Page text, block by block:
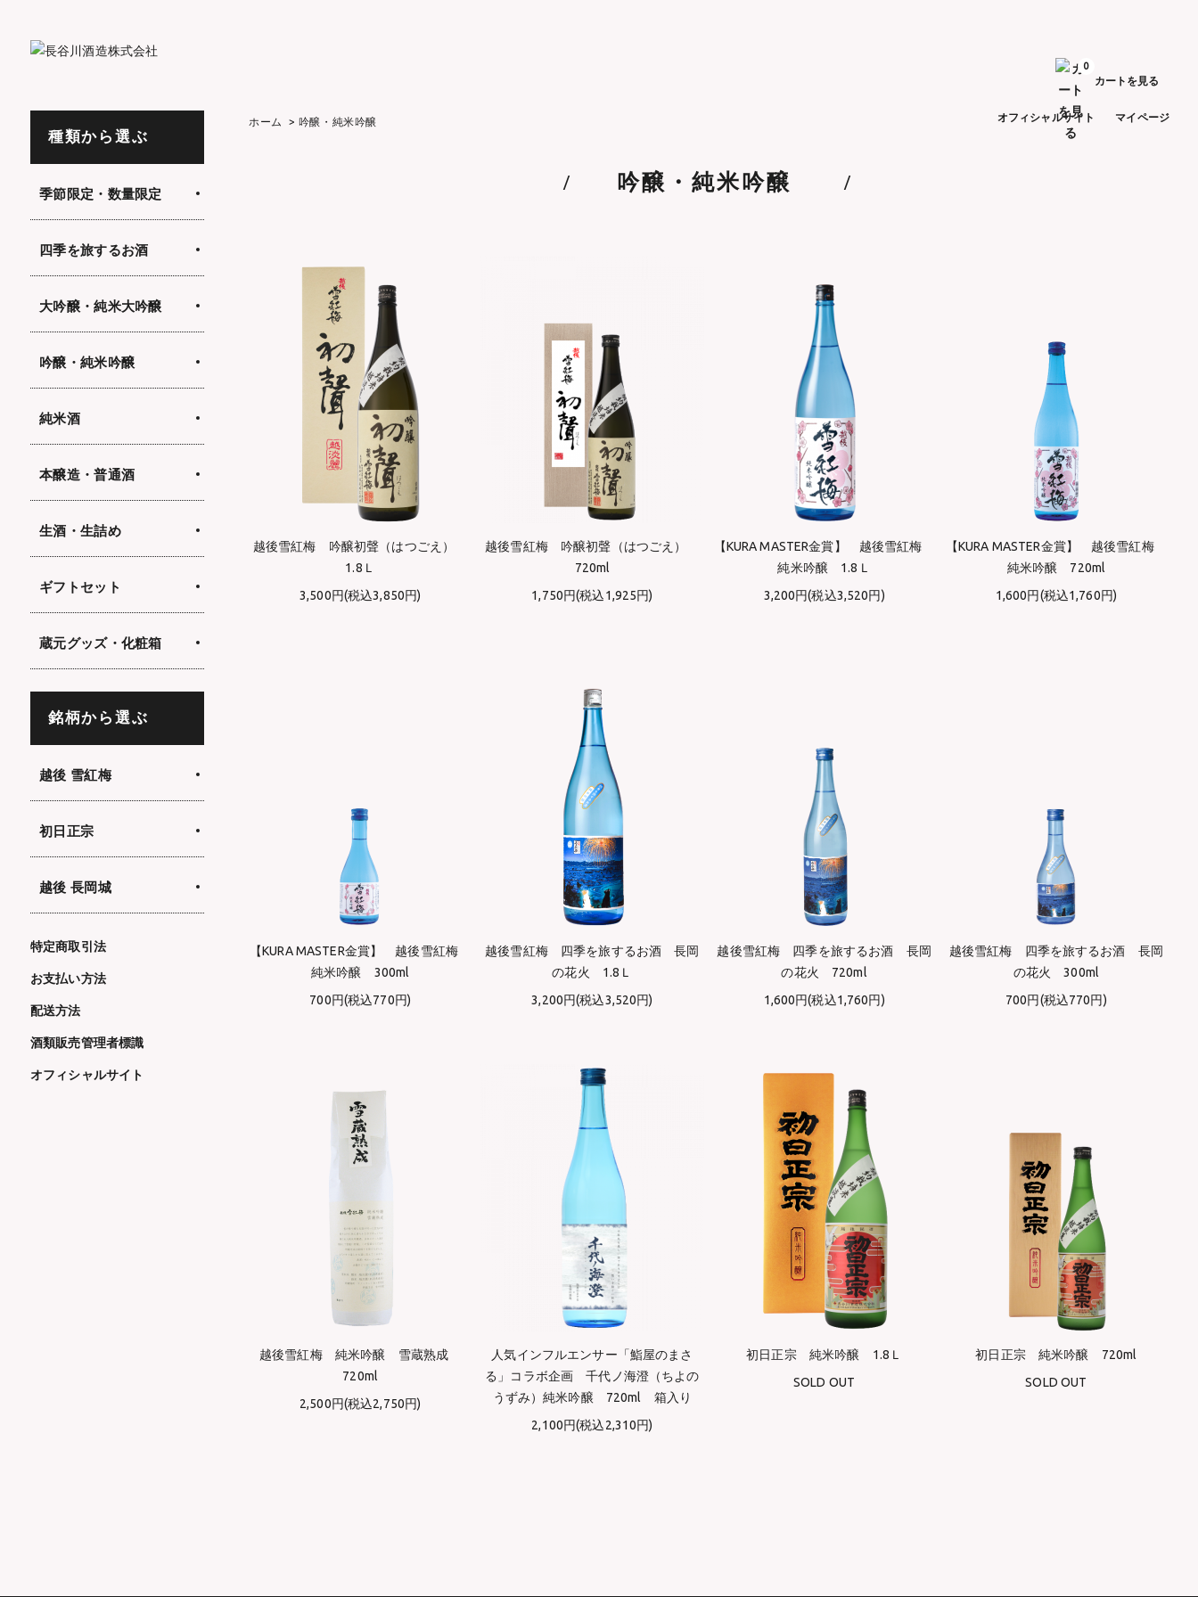
0
カートを見る
オフィシャルサイト マイページ
ホーム > 吟醸・純米吟醸
吟醸・純米吟醸
越後雪紅梅 吟醸初聲（はつごえ）
1.8Ｌ
3,500円(税込3,850円)
越後雪紅梅 吟醸初聲（はつごえ）
720ml
1,750円(税込1,925円)
【KURA MASTER金賞】 越後雪紅梅
純米吟醸 1.8Ｌ
3,200円(税込3,520円)
【KURA MASTER金賞】 越後雪紅梅
純米吟醸 720ml
1,600円(税込1,760円)
【KURA MASTER金賞】 越後雪紅梅
純米吟醸 300ml
700円(税込770円)
越後雪紅梅 四季を旅するお酒 長岡
の花火 1.8Ｌ
3,200円(税込3,520円)
越後雪紅梅 四季を旅するお酒 長岡
の花火 720ml
1,600円(税込1,760円)
越後雪紅梅 四季を旅するお酒 長岡
の花火 300ml
700円(税込770円)
越後雪紅梅 純米吟醸 雪蔵熟成
720ml
2,500円(税込2,750円)
人気インフルエンサー「鮨屋のまさ
る」コラボ企画 千代ノ海澄（ちよの
うずみ）純米吟醸 720ml 箱入り
2,100円(税込2,310円)
初日正宗 純米吟醸 1.8Ｌ
SOLD OUT
初日正宗 純米吟醸 720ml
SOLD OUT
種類から選ぶ
季節限定・数量限定
四季を旅するお酒
大吟醸・純米大吟醸
吟醸・純米吟醸
純米酒
本醸造・普通酒
生酒・生詰め
ギフトセット
蔵元グッズ・化粧箱
銘柄から選ぶ
越後 雪紅梅
初日正宗
越後 長岡城
特定商取引法
お支払い方法
配送方法
酒類販売管理者標識
オフィシャルサイト